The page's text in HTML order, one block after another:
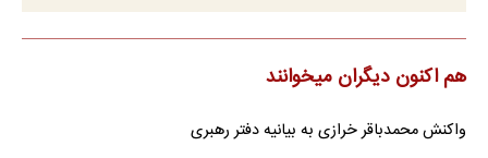
هم اکنون دیگران میخوانند
واکنش محمدباقر خرازی به بیانیه دفتر رهبری